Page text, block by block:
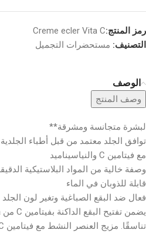
رمز المنتج:Creme ecler Vita C
التصنيف: مستحضرات التجميل
الوصف
وصف المنتج
لبشرة متجانسة ومشرقة**
توافق الجلد معتمد من قبل أطباء الجلدية
مع فيتامين C والنياسيناميد
وصفة خالية من المواد البلاستيكية
قابلة للذوبان في الماء
فعال ضد البقع الصباغية وتغير لون الجلد